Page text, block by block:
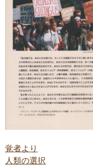
覚者より
人類の選択